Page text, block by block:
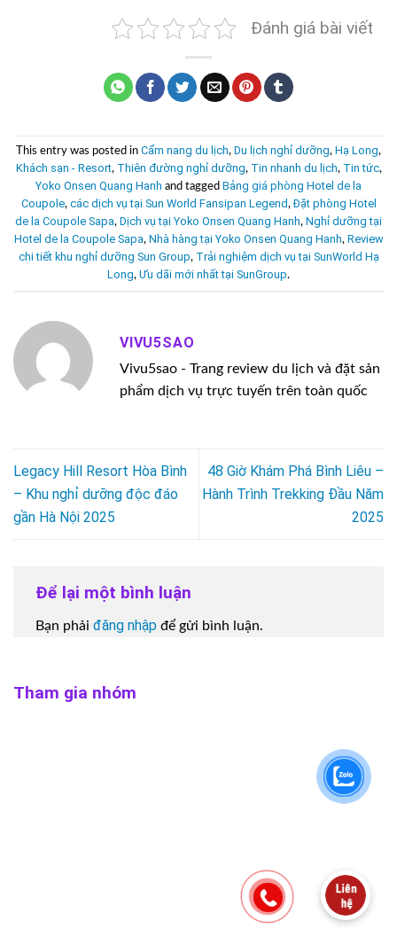
Đánh giá bài viết
This entry was posted in Cẩm nang du lịch, Du lịch nghỉ dưỡng, Hạ Long,
Khách sạn - Resort, Thiên đường nghỉ dưỡng, Tin nhanh du lịch, Tin tức,
Yoko Onsen Quang Hanh and tagged Bảng giá phòng Hotel de la
Coupole, các dịch vụ tại Sun World Fansipan Legend,Đặt phòng Hotel
de la Coupole Sapa, Dịch vụ tại Yoko Onsen Quang Hanh, Nghỉ dưỡng tại
Hotel de la Coupole Sapa, Nhà hàng tại Yoko Onsen Quang Hanh, Review
chi tiết khu nghỉ dưỡng Sun Group, Trải nghiệm dịch vụ tại SunWorld Hạ
Long, Ưu dãi mới nhất tại SunGroup.
VIVU5SAO
Vivu5sao - Trang review du lịch và đặt sản
phẩm dịch vụ trực tuyến trên toàn quốc
Legacy Hill Resort Hòa Bình
– Khu nghỉ dưỡng độc đáo
gần Hà Nội 2025
48 Giờ Khám Phá Bình Liêu –
Hành Trình Trekking Đầu Năm
2025
Để lại một bình luận
Bạn phải đăng nhập để gửi bình luận.
Tham gia nhóm